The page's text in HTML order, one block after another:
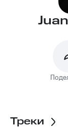
Треки